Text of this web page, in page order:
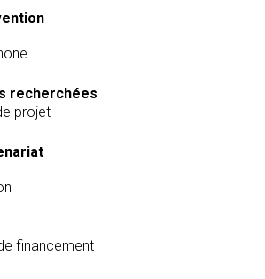
recherchées
projet
financement